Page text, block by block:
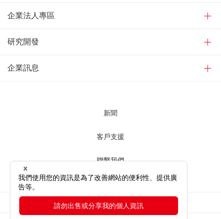
企業法人專區
研究開發
企業訊息
新聞
客戶支援
聯繫我們
使用網站時